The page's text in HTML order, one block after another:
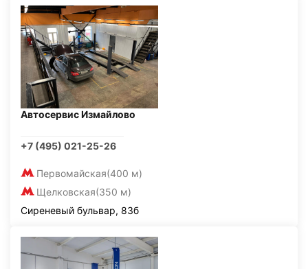
Автосервис Измайлово
+7 (495) 021-25-26
Первомайская(400 м)
Щелковская(350 м)
Сиреневый бульвар, 83б